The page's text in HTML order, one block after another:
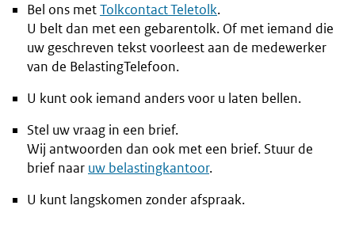
Bel ons metTolkcontact Teletolk.
U belt dan met een gebarentolk. Of met iemand die
uw geschreven tekst voorleest aan de medewerker
van de BelastingTelefoon.
U kunt ook iemand anders voor u laten bellen.
Stel uw vraag in een brief.
Wij antwoorden dan ook met een brief. Stuur de
brief naar uw belastingkantoor.
U kunt langskomen zonder afspraak.